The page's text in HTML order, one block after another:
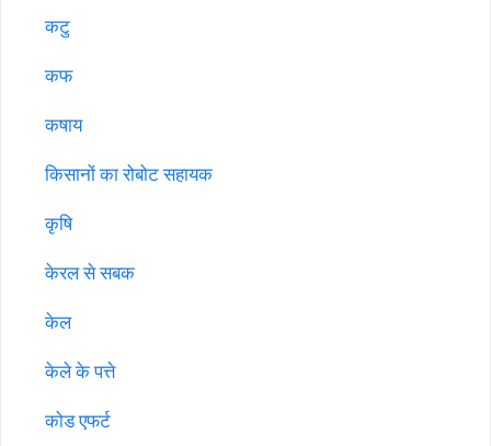
कटु
कफ
कषाय
किसानों का रोबोट सहायक
कृषि
केरल से सबक
केल
केले के पत्ते
कोड एफर्ट